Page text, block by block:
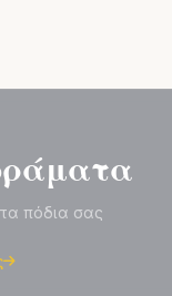
πόδια σας